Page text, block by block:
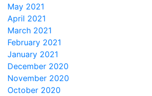
May 2021
April 2021
March 2021
February 2021
January 2021
December 2020
November 2020
October 2020